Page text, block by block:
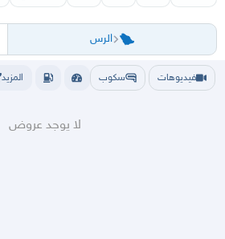
الرس
الرياض مكه ينبع
فيديوهات سكوب المزيد
لا يوجد عروض